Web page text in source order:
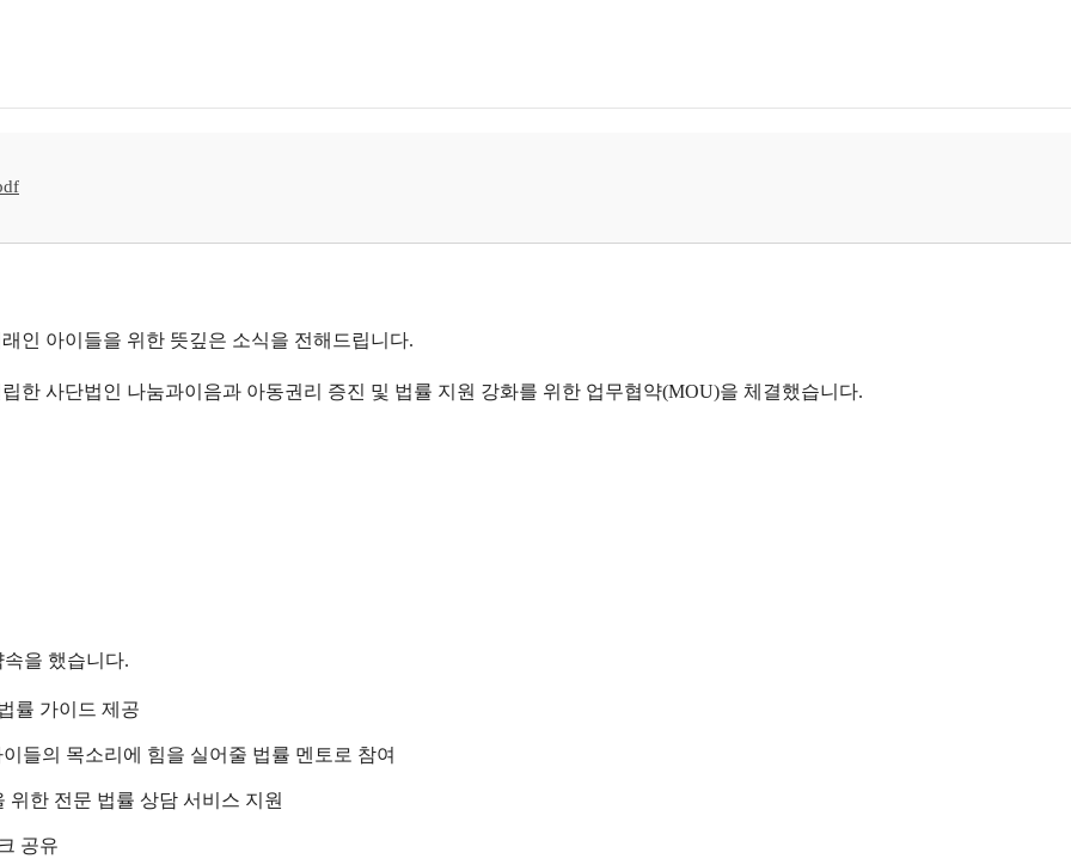
인 아이들을 위한 뜻깊은 소식을 전해드립니다.
한 사단법인 나눔과이음과 아동권리 증진 및 법률 지원 강화를 위한 업무협약(MOU)을 체결했습니다.
을 했습니다.
률 가이드 제공
들의 목소리에 힘을 실어줄 법률 멘토로 참여
한 전문 법률 상담 서비스 지원
공유